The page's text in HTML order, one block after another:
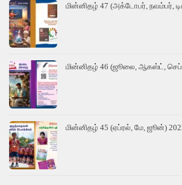
மின்னிதழ் 47 (அக்டோபர், நவம்பர்,
மின்னிதழ் 46 (ஜூலை, ஆகஸ்ட்,
மின்னிதழ் 45 (ஏப்ரல், மே, ஜூன்)